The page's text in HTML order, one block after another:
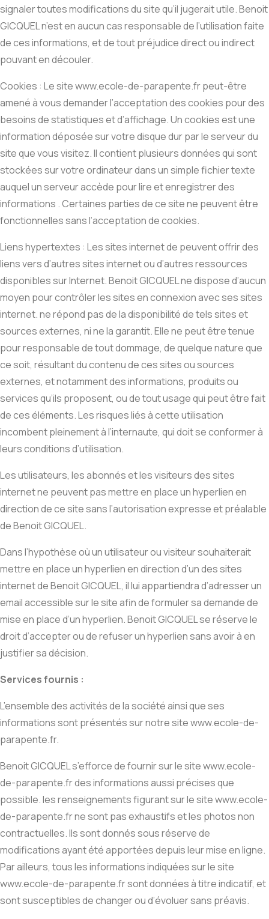
signaler toutes modifications du site qu’il jugerait utile. Benoit
GICQUEL n’est en aucun cas responsable de l’utilisation faite
de ces informations, et de tout préjudice direct ou indirect
pouvant en découler.
Cookies : Le site www.ecole-de-parapente.fr peut-être
amené à vous demander l’acceptation des cookies pour des
besoins de statistiques et d’affichage. Un cookies est une
information déposée sur votre disque dur par le serveur du
site que vous visitez. Il contient plusieurs données qui sont
stockées sur votre ordinateur dans un simple fichier texte
auquel un serveur accède pour lire et enregistrer des
informations . Certaines parties de ce site ne peuvent être
fonctionnelles sans l’acceptation de cookies.
Liens hypertextes : Les sites internet de peuvent offrir des
liens vers d’autres sites internet ou d’autres ressources
disponibles sur Internet. Benoit GICQUEL ne dispose d’aucun
moyen pour contrôler les sites en connexion avec ses sites
internet. ne répond pas de la disponibilité de tels sites et
sources externes, ni ne la garantit. Elle ne peut être tenue
pour responsable de tout dommage, de quelque nature que
ce soit, résultant du contenu de ces sites ou sources
externes, et notamment des informations, produits ou
services qu’ils proposent, ou de tout usage qui peut être fait
de ces éléments. Les risques liés à cette utilisation
incombent pleinement à l’internaute, qui doit se conformer à
leurs conditions d’utilisation.
Les utilisateurs, les abonnés et les visiteurs des sites
internet ne peuvent pas mettre en place un hyperlien en
direction de ce site sans l’autorisation expresse et préalable
de Benoit GICQUEL.
Dans l’hypothèse où un utilisateur ou visiteur souhaiterait
mettre en place un hyperlien en direction d’un des sites
internet de Benoit GICQUEL, il lui appartiendra d’adresser un
email accessible sur le site afin de formuler sa demande de
mise en place d’un hyperlien. Benoit GICQUEL se réserve le
droit d’accepter ou de refuser un hyperlien sans avoir à en
justifier sa décision.
Services fournis :
L’ensemble des activités de la société ainsi que ses
informations sont présentés sur notre site www.ecole-de-
parapente.fr.
Benoit GICQUEL s’efforce de fournir sur le site www.ecole-
de-parapente.fr des informations aussi précises que
possible. les renseignements figurant sur le site www.ecole-
de-parapente.fr ne sont pas exhaustifs et les photos non
contractuelles. Ils sont donnés sous réserve de
modifications ayant été apportées depuis leur mise en ligne.
Par ailleurs, tous les informations indiquées sur le site
www.ecole-de-parapente.fr sont données à titre indicatif, et
sont susceptibles de changer ou d’évoluer sans préavis.